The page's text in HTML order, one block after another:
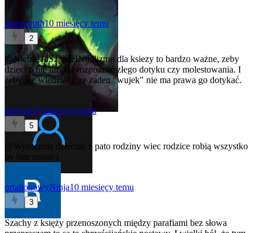
mannoroth10 miesięcy temu
2
@NiebieskiSzpadelNihilizmu dla ksiezy to bardzo ważne, zeby
dziecko nie umiało rozpoznać złego dotyku czy molestowania. I
zeby nie wiedziało, ze żaden "wujek" nie ma prawa go dotykać.
kodyak10 miesięcy temu
5
@Wyrocznia
dzieciak z pato rodziny wiec rodzice robią wszystko
ortalionowyNinja10 miesięcy temu
3
Szachy z księży przenoszonych między parafiami bez słowa